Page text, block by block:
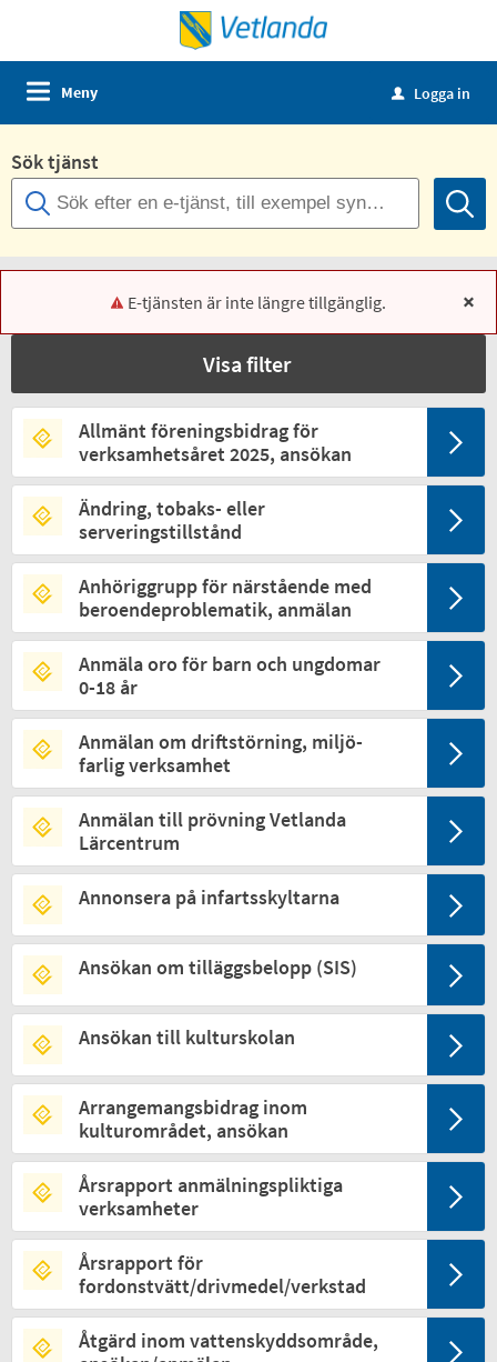
Meny u Logga in
Sök tjänst
E-tjänsten är inte längre tillgänglig. x
Visa filter
Allmänt föreningsbidrag för
verksamhetsåret 2025, ansökan
Ändring, tobaks- eller
serveringstillstånd
Anhöriggrupp för närstående med
beroendeproblematik, anmälan
Anmäla oro för barn och ungdomar
0-18 år
Anmälan om driftstörning, miljö­
farlig verk­samhet
Anmälan till prövning Vetlanda
Lärcentrum
Annonsera på infartsskyltarna
Ansökan om tilläggsbelopp (SIS)
Ansökan till kulturskolan
Arrangemangsbidrag inom
kulturområdet, ansökan
Årsrapport anmälningspliktiga
verksamheter
Årsrapport för
fordonstvätt/drivmedel/verkstad
Åtgärd inom vattenskyddsområde,